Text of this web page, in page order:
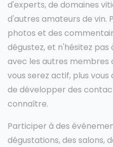
d'experts, de domaines
d'autres amateurs de vin.
photos et des
dégustez, et n'hésitez
avec les autres membres
vous serez actif, plus
de développer des
connaître.
Participer à des
dégustations, des salons,